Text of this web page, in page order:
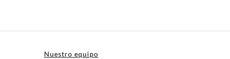
Nuestro equipo